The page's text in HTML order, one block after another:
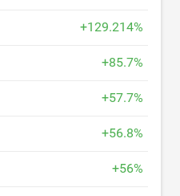
+129.214%
+85.7%
+57.7%
+56.8%
+56%